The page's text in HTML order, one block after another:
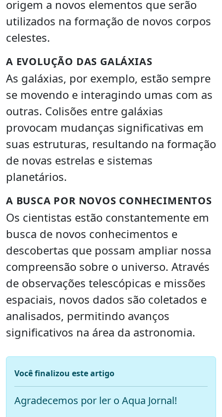
origem a novos elementos que serão
utilizados na formação de novos corpos
celestes.
A EVOLUÇÃO DAS GALÁXIAS
As galáxias, por exemplo, estão sempre
se movendo e interagindo umas com as
outras. Colisões entre galáxias
provocam mudanças significativas em
suas estruturas, resultando na formação
de novas estrelas e sistemas
planetários.
A BUSCA POR NOVOS CONHECIMENTOS
Os cientistas estão constantemente em
busca de novos conhecimentos e
descobertas que possam ampliar nossa
compreensão sobre o universo. Através
de observações telescópicas e missões
espaciais, novos dados são coletados e
analisados, permitindo avanços
significativos na área da astronomia.
Você finalizou este artigo
Agradecemos por ler o Aqua Jornal!